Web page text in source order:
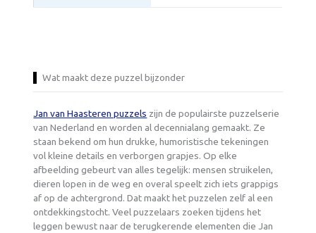
Wat maakt deze puzzel bijzonder
Jan van Haasteren puzzels zijn de populairste puzzelserie
van Nederland en worden al decennialang gemaakt. Ze
staan bekend om hun drukke, humoristische tekeningen
vol kleine details en verborgen grapjes. Op elke
afbeelding gebeurt van alles tegelijk: mensen struikelen,
dieren lopen in de weg en overal speelt zich iets grappigs
af op de achtergrond. Dat maakt het puzzelen zelf al een
ontdekkingstocht. Veel puzzelaars zoeken tijdens het
leggen bewust naar de terugkerende elementen die Jan